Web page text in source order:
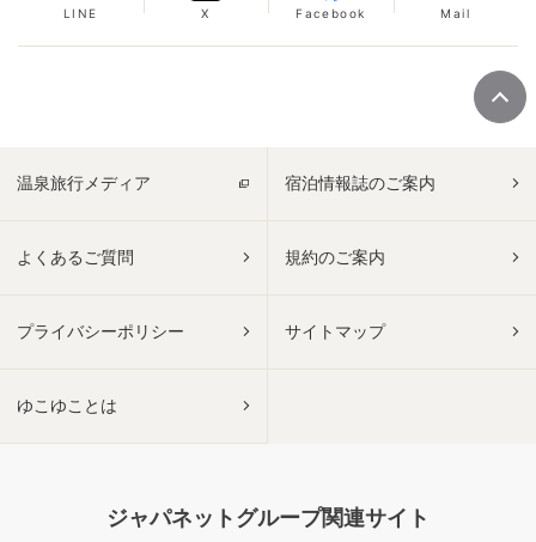
LINE X Facebook Mail
温泉旅行メディア 宿泊情報誌のご案内
よくあるご質問 規約のご案内
プライバシーポリシー サイトマップ
ゆこゆことは
ジャパネットグループ関連サイト